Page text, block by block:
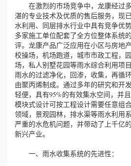
在激烈的市场竞争中，龙康经过
湛的专业技术及优质的售后服务，现
水利用、同层排水行业中具有竞争优
多家施工单位配套了全方位整体系统
评。龙康产品广泛应用在小区与房地
校操场，机场跑道，城市市政工程，
场，私人别墅花园等雨水综合利用项
雨水的过滤净化，回渗，收集，再循
由聚丙烯制成。通过多年的研究和开
轻便，具有95%的有效集水空间，并
模块式设计可按工程设计需要任意组
领域，景观园林，排水渠等雨水利用
严重的水危机问题，并带动了上千亿
新兴产业。
一、雨水收集系统的先进性：